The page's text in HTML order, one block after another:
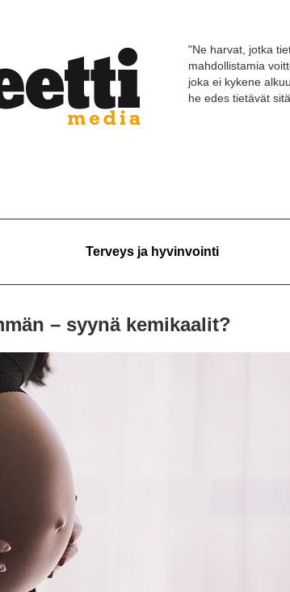
"Ne harvat, jotka
mahdollistamia
joka ei kykene
he edes tietävät
Terveys ja hyvinvointi
– syynä kemikaalit?